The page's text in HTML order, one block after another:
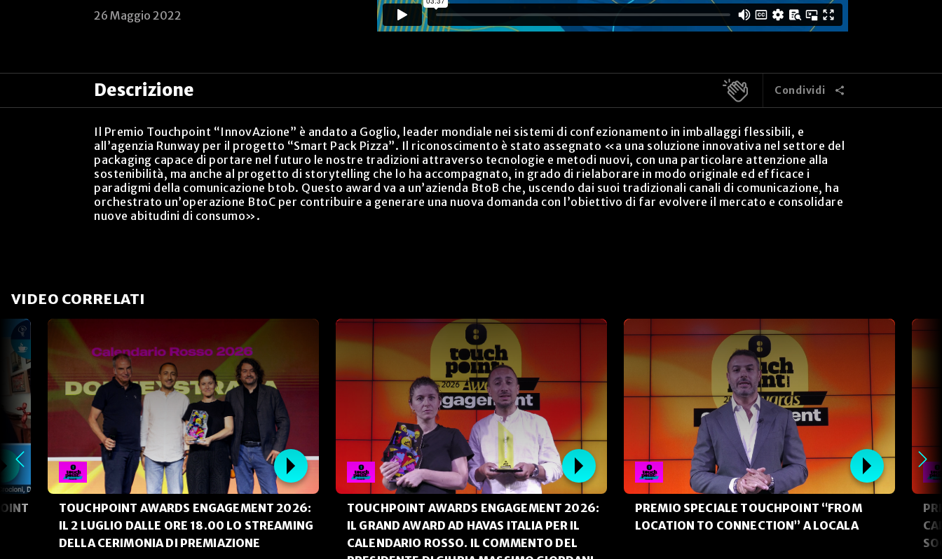
26 Maggio 2022
Descrizione Condividi
Il Premio Touchpoint “InnovAzione” è andato a Goglio, leader mondiale nei sistemi di confezionamento in imballaggi flessibili, e
all’agenzia Runway per il progetto “Smart Pack Pizza”. Il riconoscimento è stato assegnato «a una soluzione innovativa nel settore del
packaging capace di portare nel futuro le nostre tradizioni attraverso tecnologie e metodi nuovi, con una particolare attenzione alla
sostenibilità, ma anche al progetto di storytelling che lo ha accompagnato, in grado di rielaborare in modo originale ed efficace i
paradigmi della comunicazione btob. Questo award va a un’azienda BtoB che, uscendo dai suoi tradizionali canali di comunicazione, ha
orchestrato un’operazione BtoC per contribuire a generare una nuova domanda con l’obiettivo di far evolvere il mercato e consolidare
nuove abitudini di consumo».
VIDEO CORRELATI
TOUCHPOINT AWARDS ENGAGEMENT 2026:
IL 2 LUGLIO DALLE ORE 18.00 LO STREAMING
DELLA CERIMONIA DI PREMIAZIONE
TOUCHPOINT AWARDS ENGAGEMENT 2026:
IL GRAND AWARD AD HAVAS ITALIA PER IL
CALENDARIO ROSSO. IL COMMENTO DEL
PREMIO SPECIALE TOUCHPOINT “FROM
LOCATION TO CONNECTION” A LOCALA